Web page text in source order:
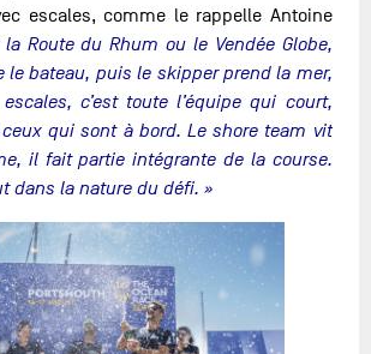
escales, comme le rappelle Antoine
la Route du Rhum ou le Vendée Globe,
le bateau, puis le skipper prend la mer,
c’est toute l’équipe qui court,
qui sont à bord. Le shore team vit
il fait partie intégrante de la course.
dans la nature du défi. »